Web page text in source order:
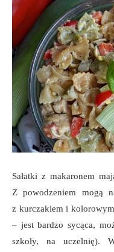
Sałatki z makaronem
Z powodzeniem mogą
z kurczakiem i
– jest bardzo sycąca,
szkoły, na uczelnię).